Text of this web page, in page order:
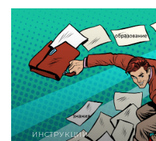
ИНСТРУКЦИИ